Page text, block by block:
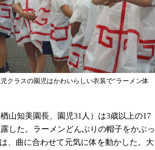
クラスの園児はかわいらしい衣装で“ラーメン体
山知美園長、園児31人）は3歳以上の17
した。ラーメンどんぶりの帽子をかぶっ
、曲に合わせて元気に体を動かした。大